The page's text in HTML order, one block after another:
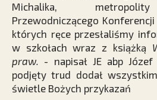
Michalika,
Przewodniczącego
których ręce przesłaliśmy
w szkołach wraz z książką
praw. - napisał JE abp
podjęty trud dodał
świetle Bożych przykazań